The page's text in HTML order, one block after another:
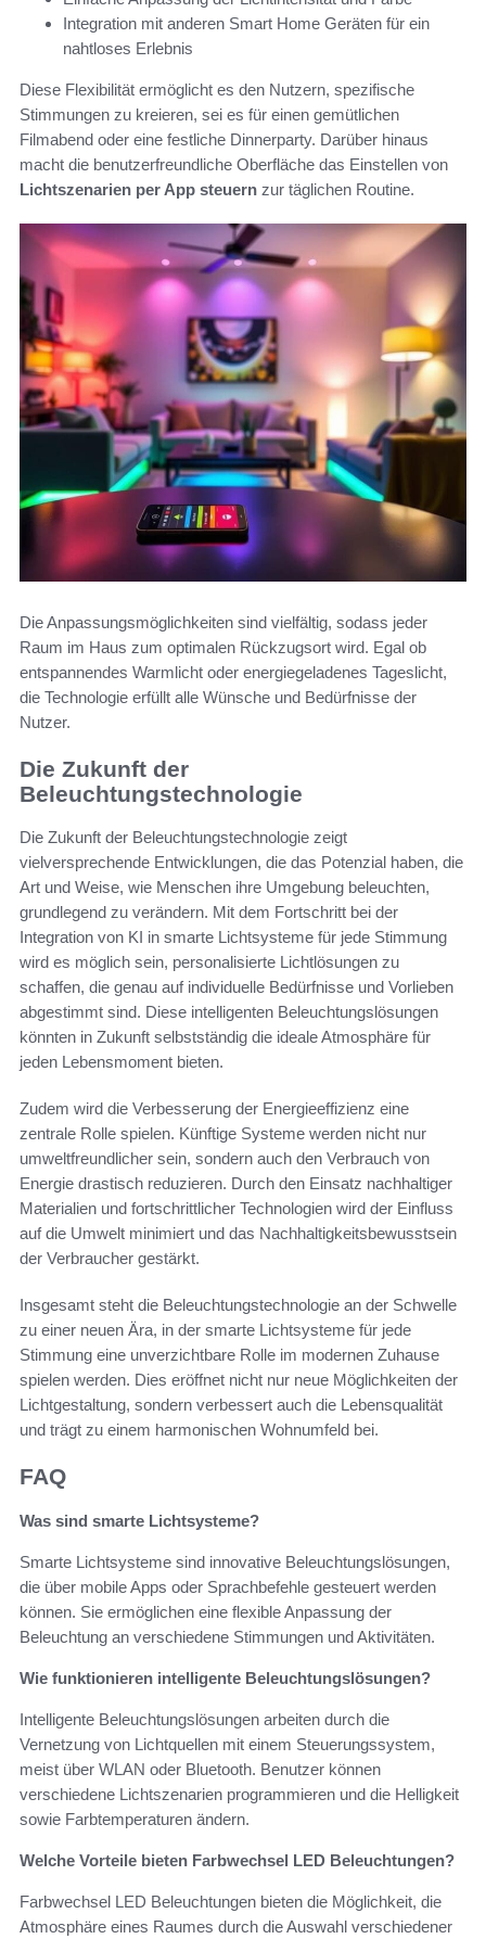
Integration mit anderen Smart Home Geräten für ein
nahtloses Erlebnis
Diese Flexibilität ermöglicht es den Nutzern, spezifische
Stimmungen zu kreieren, sei es für einen gemütlichen
Filmabend oder eine festliche Dinnerparty. Darüber hinaus
macht die benutzerfreundliche Oberfläche das Einstellen von
Lichtszenarien per App steuern zur täglichen Routine.
Die Anpassungsmöglichkeiten sind vielfältig, sodass jeder
Raum im Haus zum optimalen Rückzugsort wird. Egal ob
entspannendes Warmlicht oder energiegeladenes Tageslicht,
die Technologie erfüllt alle Wünsche und Bedürfnisse der
Nutzer.
Die Zukunft der
Beleuchtungstechnologie
Die Zukunft der Beleuchtungstechnologie zeigt
vielversprechende Entwicklungen, die das Potenzial haben, die
Art und Weise, wie Menschen ihre Umgebung beleuchten,
grundlegend zu verändern. Mit dem Fortschritt bei der
Integration von KI in smarte Lichtsysteme für jede Stimmung
wird es möglich sein, personalisierte Lichtlösungen zu
schaffen, die genau auf individuelle Bedürfnisse und Vorlieben
abgestimmt sind. Diese intelligenten Beleuchtungslösungen
könnten in Zukunft selbstständig die ideale Atmosphäre für
jeden Lebensmoment bieten.
Zudem wird die Verbesserung der Energieeffizienz eine
zentrale Rolle spielen. Künftige Systeme werden nicht nur
umweltfreundlicher sein, sondern auch den Verbrauch von
Energie drastisch reduzieren. Durch den Einsatz nachhaltiger
Materialien und fortschrittlicher Technologien wird der Einfluss
auf die Umwelt minimiert und das Nachhaltigkeitsbewusstsein
der Verbraucher gestärkt.
Insgesamt steht die Beleuchtungstechnologie an der Schwelle
zu einer neuen Ära, in der smarte Lichtsysteme für jede
Stimmung eine unverzichtbare Rolle im modernen Zuhause
spielen werden. Dies eröffnet nicht nur neue Möglichkeiten der
Lichtgestaltung, sondern verbessert auch die Lebensqualität
und trägt zu einem harmonischen Wohnumfeld bei.
FAQ
Was sind smarte Lichtsysteme?
Smarte Lichtsysteme sind innovative Beleuchtungslösungen,
die über mobile Apps oder Sprachbefehle gesteuert werden
können. Sie ermöglichen eine flexible Anpassung der
Beleuchtung an verschiedene Stimmungen und Aktivitäten.
Wie funktionieren intelligente Beleuchtungslösungen?
Intelligente Beleuchtungslösungen arbeiten durch die
Vernetzung von Lichtquellen mit einem Steuerungssystem,
meist über WLAN oder Bluetooth. Benutzer können
verschiedene Lichtszenarien programmieren und die Helligkeit
sowie Farbtemperaturen ändern.
Welche Vorteile bieten Farbwechsel LED Beleuchtungen?
Farbwechsel LED Beleuchtungen bieten die Möglichkeit, die
Atmosphäre eines Raumes durch die Auswahl verschiedener